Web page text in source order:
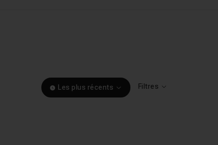
Les plus récents Filtres